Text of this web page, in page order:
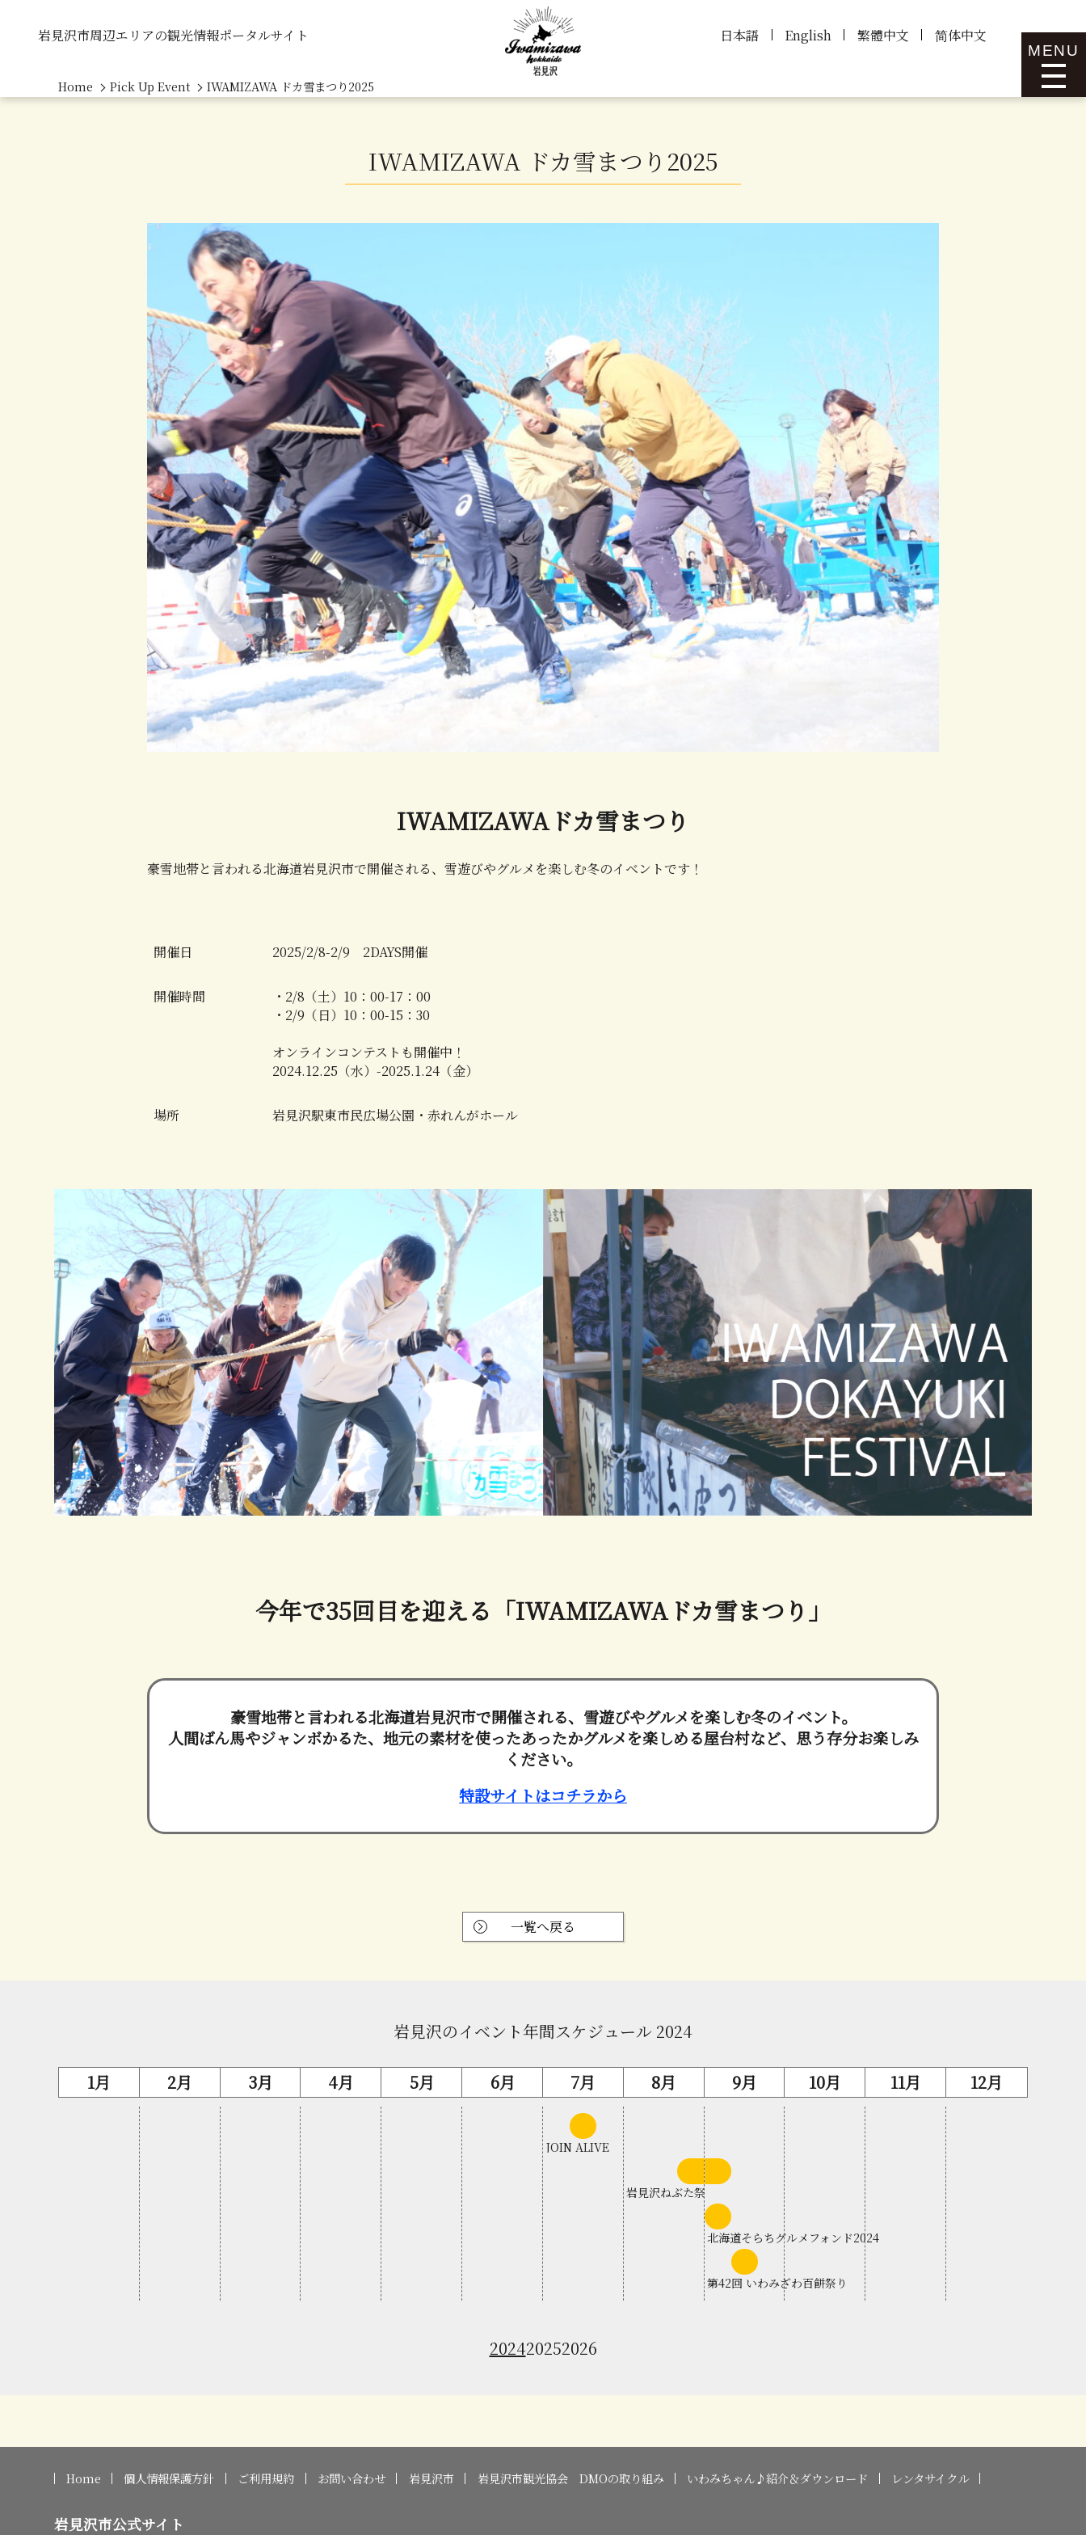
MENU
岩見沢市周辺エリアの観光情報ポータルサイト 日本語 English 繁體中文 简体中文
Home Pick Up Event IWAMIZAWA ドカ雪まつり2025
IWAMIZAWA ドカ雪まつり2025
IWAMIZAWAドカ雪まつり
豪雪地帯と言われる北海道岩見沢市で開催される、雪遊びやグルメを楽しむ冬のイベントです！
開催日 2025/2/8-2/9 2DAYS開催
開催時間
・2/8（土）10：00-17：00
・2/9（日）10：00-15：30
オンラインコンテストも開催中！
2024.12.25（水）-2025.1.24（金）
場所 岩見沢駅東市民広場公園・赤れんがホール
今年で35回目を迎える「IWAMIZAWAドカ雪まつり」
豪雪地帯と言われる北海道岩見沢市で開催される、雪遊びやグルメを楽しむ冬のイベント。
人間ばん馬やジャンボかるた、地元の素材を使ったあったかグルメを楽しめる屋台村など、思う存分お楽しみ
ください。
特設サイトはコチラから
一覧へ戻る
岩見沢のイベント年間スケジュール 2024
1月 2月 3月 4月 5月 6月 7月
JOIN ALIVE
中
旬
8月
岩見沢ねぶた祭
旬
9月
岩見沢ねぶた祭
上
旬
北海道そらちグルメフォンド2024
上
旬
第42回 いわみざわ百餅祭り
中
旬
10月 11月 12月
202420252026
Home 個人情報保護方針 ご利用規約 お問い合わせ 岩見沢市 岩見沢市観光協会 DMOの取り組み いわみちゃん♪紹介＆ダウンロード レンタサイクル
岩見沢市公式サイト